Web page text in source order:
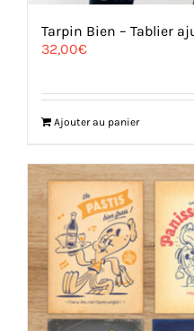
Tarpin Bien – Tablier
32,00€
Ajouter au panier